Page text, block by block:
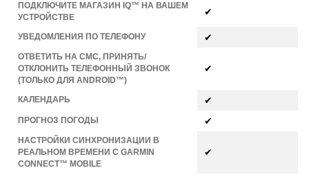
ПОДКЛЮЧИТЕ МАГАЗИН IQ™ НА ВАШЕМ
УСТРОЙСТВЕ
✔
УВЕДОМЛЕНИЯ ПО ТЕЛЕФОНУ ✔
ОТВЕТИТЬ НА СМС, ПРИНЯТЬ/
ОТКЛОНИТЬ ТЕЛЕФОННЫЙ ЗВОНОК
(ТОЛЬКО ДЛЯ ANDROID™)
✔
КАЛЕНДАРЬ ✔
ПРОГНОЗ ПОГОДЫ ✔
НАСТРОЙКИ СИНХРОНИЗАЦИИ В
РЕАЛЬНОМ ВРЕМЕНИ С GARMIN
CONNECT™ MOBILE
✔